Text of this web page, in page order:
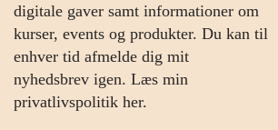
digitale gaver samt informationer om
kurser, events og produkter. Du kan til
enhver tid afmelde dig mit
nyhedsbrev igen. Læs min
privatlivspolitik her.